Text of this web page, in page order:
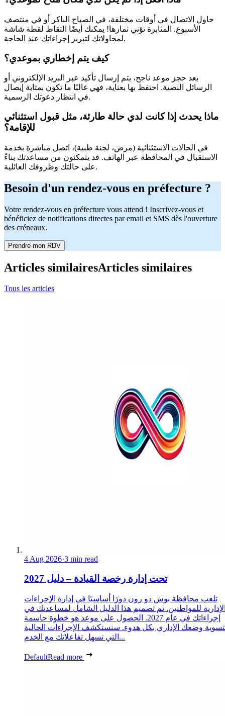
حاول الاتصال في أوقات مختلفة، في الصباح الباكر أو في منتصف
الأسبوع. المثابرة تؤتي ثمارها! يمكنك أيضًا التقاط لقطة شاشة
لمحاولاتك لتبرير إجراءاتك عند الحاجة.
كيف يتم إخطاري بموعدي؟
بعد حجز موعد ناجح، يتم إرسال تأكيد عبر البريد الإلكتروني أو
الرسائل النصية. احتفظ بها بعناية، فهي غالبًا ما تكون بمثابة إيصال
في انتظار دعوتك الرسمية.
ماذا يحدث إذا كانت لدي حالة طارئة، مثل قبول استثنائي
للإقامة؟
في الحالات الاستثنائية (مرض، لجنة طبية)، اتصل مباشرة بخدمة
الاستقبال في المحافظة عبر الهاتف. قد يتمكنون من مساعدتك بناءً
على حالتك وظروفك العائلية.
Besoin d'un rendez-vous en préfecture ?
Votre rendez-vous en préfecture vous attend ! Inscrivez-vous et
bénéficiez de notifications directes par email et SMS dès l'ouverture
des créneaux.
Prendre mon RDV
Articles similairesArticles similaires
Tous les articles
4 Aug 2026·3 min read
تحت إدارة رخصة القيادة – دليل 2027
تلعب محافظة بوش دو رون دورًا أساسيًا في إدارة الإجراءات
للمواطنين. تم تصميم هذا الدليل الشامل لمساعدتك في
إجراءاتك في عام 2027. الحصول على موعد هو خطوة حاسمة
وضعك الإداري بكل هدوء. سنستكشف الإجراءات الحالية
التي تسهل تفاعلاتك مع الخدم...
DefaultRead more